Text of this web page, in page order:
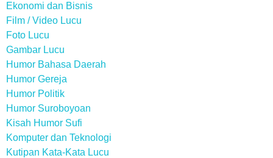
Ekonomi dan Bisnis
Film / Video Lucu
Foto Lucu
Gambar Lucu
Humor Bahasa Daerah
Humor Gereja
Humor Politik
Humor Suroboyoan
Kisah Humor Sufi
Komputer dan Teknologi
Kutipan Kata-Kata Lucu